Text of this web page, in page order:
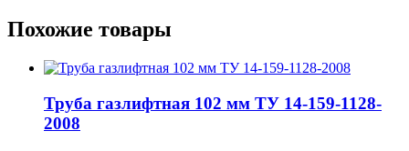
Похожие товары
Труба газлифтная 102 мм ТУ 14-159-1128-
2008